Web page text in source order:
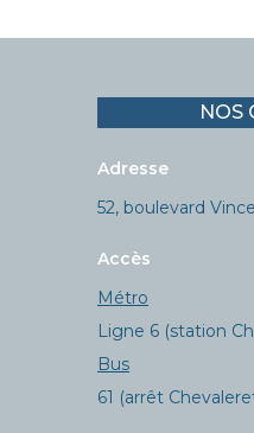
NOS
Adresse
52, boulevard
Accès
Métro
Ligne 6 (station
Bus
61 (arrêt